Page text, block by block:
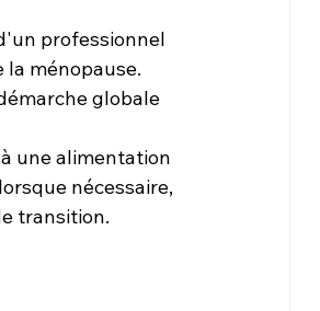
professionnel
ménopause.
globale
une alimentation
nécessaire,
transition.